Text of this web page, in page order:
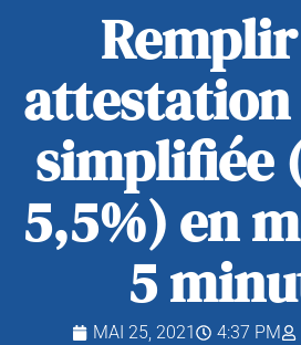
attestation
simplifiée
5,5%) en
5
MAI 25, 2021 4:37 PM